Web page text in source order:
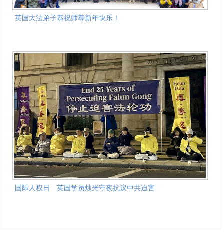
英国大法弟子恭祝师尊新年快乐！
国际人权日 英国学员烛光守夜抗议中共迫害